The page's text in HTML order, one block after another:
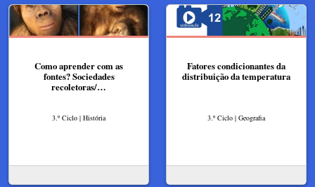
Como aprender com as
fontes? Sociedades
recoletoras/…
3.º Ciclo | História
Fatores condicionantes da
distribuição da temperatura
3.º Ciclo | Geografia